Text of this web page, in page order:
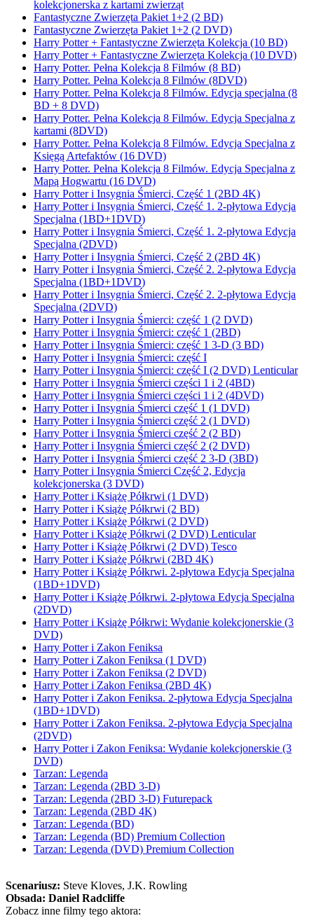
kolekcjonerska z kartami zwierząt
Fantastyczne Zwierzęta Pakiet 1+2 (2 BD)
Fantastyczne Zwierzęta Pakiet 1+2 (2 DVD)
Harry Potter + Fantastyczne Zwierzęta Kolekcja (10 BD)
Harry Potter + Fantastyczne Zwierzęta Kolekcja (10 DVD)
Harry Potter. Pełna Kolekcja 8 Filmów (8 BD)
Harry Potter. Pełna Kolekcja 8 Filmów (8DVD)
Harry Potter. Pełna Kolekcja 8 Filmów. Edycja specjalna (8
BD + 8 DVD)
Harry Potter. Pełna Kolekcja 8 Filmów. Edycja Specjalna z
kartami (8DVD)
Harry Potter. Pełna Kolekcja 8 Filmów. Edycja Specjalna z
Księgą Artefaktów (16 DVD)
Harry Potter. Pełna Kolekcja 8 Filmów. Edycja Specjalna z
Mapą Hogwartu (16 DVD)
Harry Potter i Insygnia Śmierci, Część 1 (2BD 4K)
Harry Potter i Insygnia Śmierci, Część 1. 2-płytowa Edycja
Specjalna (1BD+1DVD)
Harry Potter i Insygnia Śmierci, Część 1. 2-płytowa Edycja
Specjalna (2DVD)
Harry Potter i Insygnia Śmierci, Część 2 (2BD 4K)
Harry Potter i Insygnia Śmierci, Część 2. 2-płytowa Edycja
Specjalna (1BD+1DVD)
Harry Potter i Insygnia Śmierci, Część 2. 2-płytowa Edycja
Specjalna (2DVD)
Harry Potter i Insygnia Śmierci: część 1 (2 DVD)
Harry Potter i Insygnia Śmierci: część 1 (2BD)
Harry Potter i Insygnia Śmierci: część 1 3-D (3 BD)
Harry Potter i Insygnia Śmierci: część I
Harry Potter i Insygnia Śmierci: część I (2 DVD) Lenticular
Harry Potter i Insygnia Śmierci części 1 i 2 (4BD)
Harry Potter i Insygnia Śmierci części 1 i 2 (4DVD)
Harry Potter i Insygnia Śmierci część 1 (1 DVD)
Harry Potter i Insygnia Śmierci część 2 (1 DVD)
Harry Potter i Insygnia Śmierci część 2 (2 BD)
Harry Potter i Insygnia Śmierci część 2 (2 DVD)
Harry Potter i Insygnia Śmierci część 2 3-D (3BD)
Harry Potter i Insygnia Śmierci Część 2, Edycja
kolekcjonerska (3 DVD)
Harry Potter i Książę Półkrwi (1 DVD)
Harry Potter i Książę Półkrwi (2 BD)
Harry Potter i Książę Półkrwi (2 DVD)
Harry Potter i Książę Półkrwi (2 DVD) Lenticular
Harry Potter i Książę Półkrwi (2 DVD) Tesco
Harry Potter i Książę Półkrwi (2BD 4K)
Harry Potter i Książę Półkrwi. 2-płytowa Edycja Specjalna
(1BD+1DVD)
Harry Potter i Książę Półkrwi. 2-płytowa Edycja Specjalna
(2DVD)
Harry Potter i Książę Półkrwi: Wydanie kolekcjonerskie (3
DVD)
Harry Potter i Zakon Feniksa
Harry Potter i Zakon Feniksa (1 DVD)
Harry Potter i Zakon Feniksa (2 DVD)
Harry Potter i Zakon Feniksa (2BD 4K)
Harry Potter i Zakon Feniksa. 2-płytowa Edycja Specjalna
(1BD+1DVD)
Harry Potter i Zakon Feniksa. 2-płytowa Edycja Specjalna
(2DVD)
Harry Potter i Zakon Feniksa: Wydanie kolekcjonerskie (3
DVD)
Tarzan: Legenda
Tarzan: Legenda (2BD 3-D)
Tarzan: Legenda (2BD 3-D) Futurepack
Tarzan: Legenda (2BD 4K)
Tarzan: Legenda (BD)
Tarzan: Legenda (BD) Premium Collection
Tarzan: Legenda (DVD) Premium Collection
Scenariusz: Steve Kloves, J.K. Rowling
Obsada: Daniel Radcliffe
Zobacz inne filmy tego aktora: